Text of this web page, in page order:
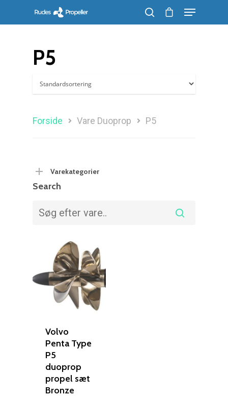
Søg efter et produkt, og tryk på enter
P5
Forside Vare Duoprop P5
Varekategorier
Search
Volvo
Penta Type
P5
duoprop
propel sæt
Bronze